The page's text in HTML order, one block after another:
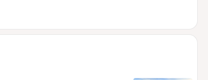
Sie die Gelegenheit, die